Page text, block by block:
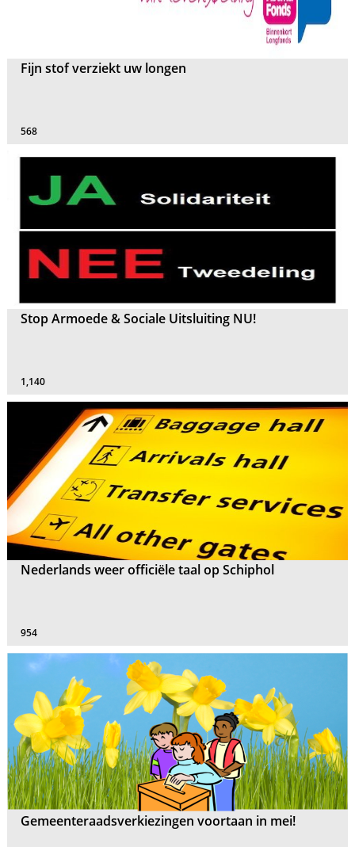
Fijn stof verziekt uw longen
568
Stop Armoede & Sociale Uitsluiting NU!
1,140
Nederlands weer officiële taal op Schiphol
954
Gemeenteraadsverkiezingen voortaan in mei!